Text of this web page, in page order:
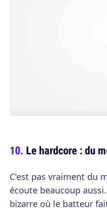
Le hardcore : du
C'est pas vraiment du
écoute beaucoup
bizarre où le batteur